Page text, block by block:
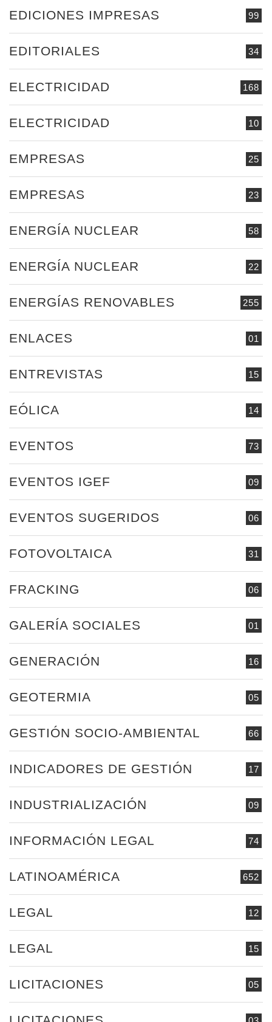
99
EDICIONES IMPRESAS
34
EDITORIALES
168
ELECTRICIDAD
10
ELECTRICIDAD
25
EMPRESAS
23
EMPRESAS
58
ENERGÍA NUCLEAR
22
ENERGÍA NUCLEAR
255
ENERGÍAS RENOVABLES
01
ENLACES
15
ENTREVISTAS
14
EÓLICA
73
EVENTOS
09
EVENTOS IGEF
06
EVENTOS SUGERIDOS
31
FOTOVOLTAICA
06
FRACKING
01
GALERÍA SOCIALES
16
GENERACIÓN
05
GEOTERMIA
66
GESTIÓN SOCIO-AMBIENTAL
17
INDICADORES DE GESTIÓN
09
INDUSTRIALIZACIÓN
74
INFORMACIÓN LEGAL
652
LATINOAMÉRICA
12
LEGAL
15
LEGAL
05
LICITACIONES